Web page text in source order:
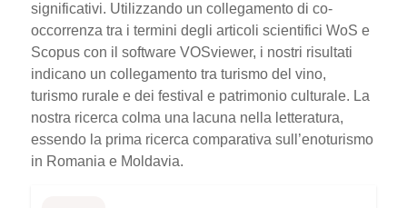
significativi. Utilizzando un collegamento di co-
occorrenza tra i termini degli articoli scientifici WoS e
Scopus con il software VOSviewer, i nostri risultati
indicano un collegamento tra turismo del vino,
turismo rurale e dei festival e patrimonio culturale. La
nostra ricerca colma una lacuna nella letteratura,
essendo la prima ricerca comparativa sull’enoturismo
in Romania e Moldavia.